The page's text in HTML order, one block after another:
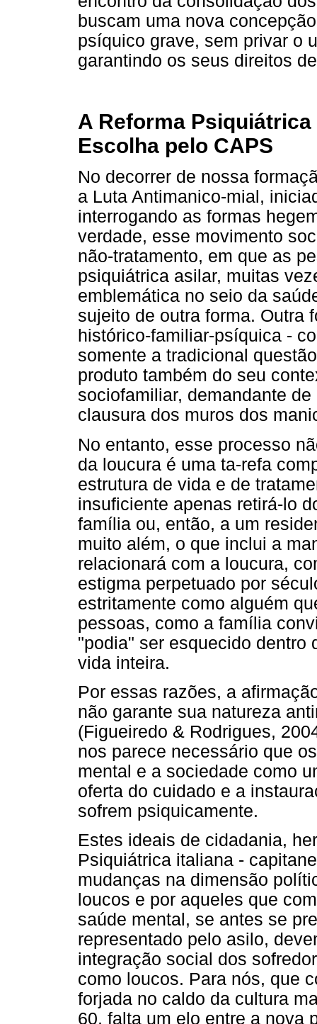
buscam uma nova
psíquico grave, sem privar o
garantindo os seus direitos
A Reforma
Escolha pelo CAPS
No decorrer de nossa
a Luta Antimanico-mial,
interrogando as formas
verdade, esse movimento
não-tratamento, em que as
psiquiátrica asilar, muitas
emblemática no seio da
sujeito de outra forma. Outra
histórico-familiar-psíquica -
somente a tradicional
produto também do seu
sociofamiliar, demandante
clausura dos muros dos
No entanto, esse processo
da loucura é uma ta-refa
estrutura de vida e de
insuficiente apenas retirá-lo
família ou, então, a um
muito além, o que inclui a
relacionará com a loucura,
estigma perpetuado por
estritamente como alguém
pessoas, como a família
"podia" ser esquecido dentro
vida inteira.
Por essas razões, a
não garante sua natureza
(Figueiredo & Rodrigues,
nos parece necessário que
mental e a sociedade como
oferta do cuidado e a
sofrem psiquicamente.
Estes ideais de cidadania,
Psiquiátrica italiana -
mudanças na dimensão
loucos e por aqueles que
saúde mental, se antes se
representado pelo asilo,
integração social dos
como loucos. Para nós, que
forjada no caldo da cultura
60, falta um elo entre a nova